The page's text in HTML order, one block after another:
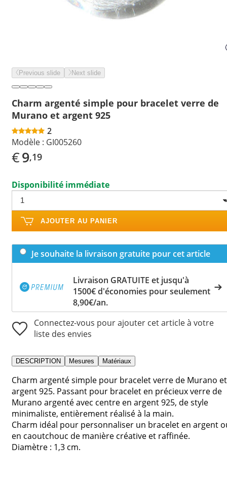
Previous slide Next slide
Charm argenté simple pour bracelet verre de
Murano et argent 925
2
Modèle : GI005260
€9,19
Disponibilité immédiate
AJOUTER AU PANIER
Je souhaite la livraison gratuite pour cet article
Livraison GRATUITE et jusqu'à
1500€ d'économies pour seulement
8,90€/an.
Connectez-vous pour ajouter cet article à votre
liste des envies
DESCRIPTION Mesures Matériaux
Charm argenté simple pour bracelet verre de Murano et
argent 925. Passant pour bracelet en précieux verre de
Murano argenté avec centre en argent 925, de style
minimaliste, entièrement réalisé à la main.
Charm idéal pour personnaliser un bracelet en argent
en caoutchouc de manière créative et raffinée.
Diamètre : 1,3 cm.